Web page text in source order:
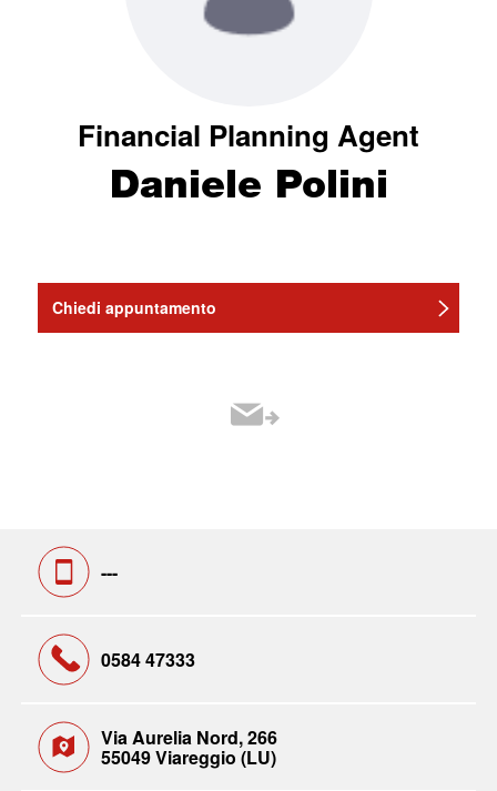
Financial Planning Agent
Daniele Polini
Chiedi appuntamento
---
0584 47333
Via Aurelia Nord, 266
55049 Viareggio (LU)